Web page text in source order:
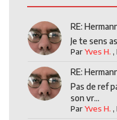
RE:
Je te sens
ParYves H. ,
RE:
Pas de ref
son vr...
ParYves H. ,